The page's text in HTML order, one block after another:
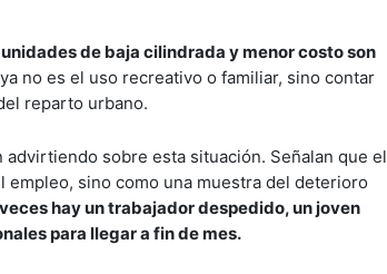
unidades de baja cilindrada y menor costo son
no es el uso recreativo o familiar, sino contar
reparto urbano.
sobre esta situación. Señalan que el
sino como una muestra del deterioro
hay un trabajador despedido, un joven
para llegar a fin de mes.